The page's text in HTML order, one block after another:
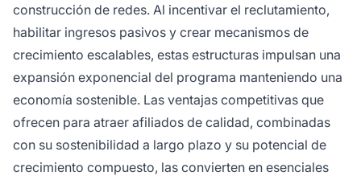
construcción de redes. Al incentivar el reclutamiento,
habilitar ingresos pasivos y crear mecanismos de
crecimiento escalables, estas estructuras impulsan una
expansión exponencial del programa manteniendo una
economía sostenible. Las ventajas competitivas que
ofrecen para atraer afiliados de calidad, combinadas
con su sostenibilidad a largo plazo y su potencial de
crecimiento compuesto, las convierten en esenciales